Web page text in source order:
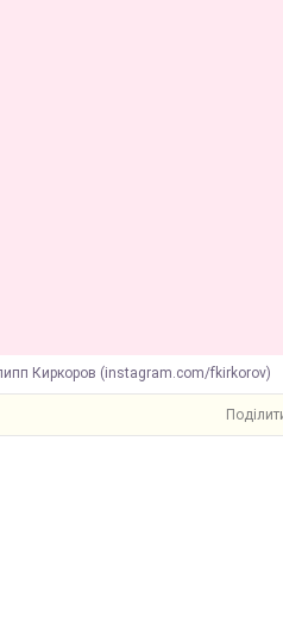
Киркоров (instagram.com/fkirkorov)